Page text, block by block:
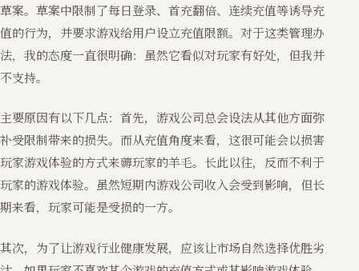
草案。草案中限制了每日登录、首充翻倍、连续充值等诱导充
值的行为，并要求游戏给用户设立充值限额。对于这类管理办
法，我的态度一直很明确：虽然它看似对玩家有好处，但我并
不支持。
主要原因有以下几点：首先，游戏公司总会设法从其他方面弥
补受限制带来的损失。而从充值角度来看，这很可能会以损害
玩家游戏体验的方式来薅玩家的羊毛。长此以往，反而不利于
玩家的游戏体验。虽然短期内游戏公司收入会受到影响，但长
期来看，玩家可能是受损的一方。
其次，为了让游戏行业健康发展，应该让市场自然选择优胜劣